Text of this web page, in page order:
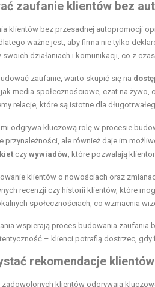
zaufanie klientów bez
klientów bez przesadnej autopromocji
ważne jest, aby firma nie tylko
działaniach i komunikacji, co z
zaufanie, warto skupić się na
media społecznościowe, czat na żywo,
relacje, które są istotne dla
odgrywa kluczową rolę w procesie
przynależności, ale również daje im
czy wywiadów , które pozwalają
klientów o nowościach oraz
recenzji czy historii klientów, które
społecznościach, co wzmacnia
wspierają proces budowania
– klienci potrafią dostrzec,
rekomendacje
klientów odgrywają